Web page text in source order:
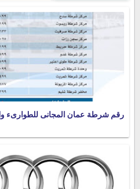
رقم شرطة عمان المجانى للطوارىء